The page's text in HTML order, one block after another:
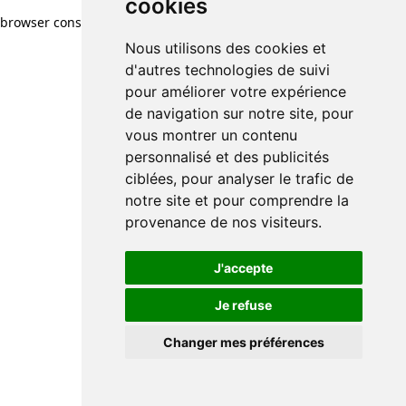
cookies
Nous utilisons des cookies et
d'autres technologies de suivi
pour améliorer votre expérience
de navigation sur notre site, pour
vous montrer un contenu
personnalisé et des publicités
ciblées, pour analyser le trafic de
notre site et pour comprendre la
provenance de nos visiteurs.
J'accepte
Je refuse
Changer mes préférences
browser console for more information)